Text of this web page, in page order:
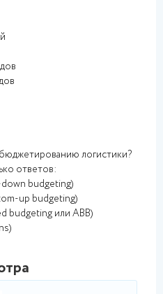
логистики?
ответов:
budgeting)
up budgeting)
budgeting или ABB)